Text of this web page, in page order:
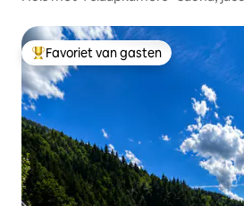
Topfavoriet van gasten
Favoriet van gasten